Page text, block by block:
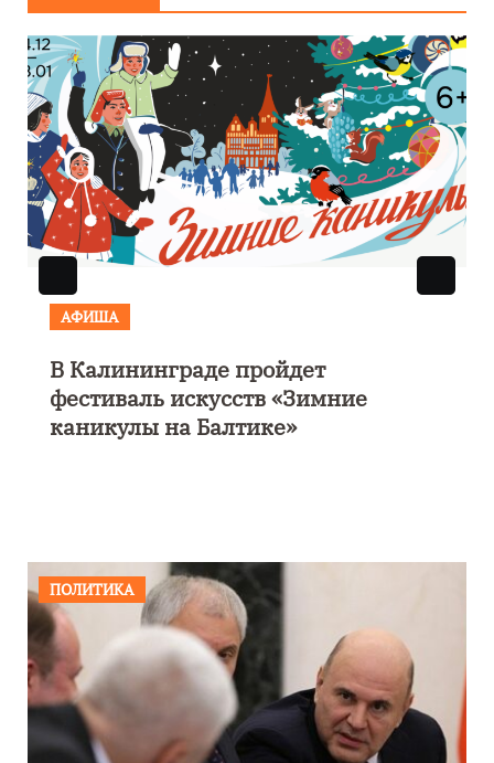
АФИША
В Калининграде пройдет
фестиваль искусств «Зимние
каникулы на Балтике»
ПОЛИТИКА